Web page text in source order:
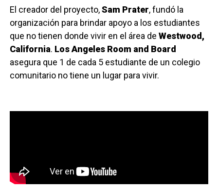
El creador del proyecto,Sam Prater, fundó la
organización para brindar apoyo a los estudiantes
que no tienen donde vivir en el área de Westwood,
California. Los Angeles Room and Board
asegura que 1 de cada 5 estudiante de un colegio
comunitario no tiene un lugar para vivir.